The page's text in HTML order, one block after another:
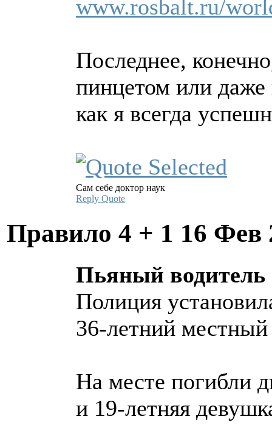
www.rosbalt.ru/
Последнее,
пинцетом или
как я всегда
Сам себе доктор наук
Reply Quote
Правило 4 + 1 16 Фев
Пьяный водитель
Полиция
36-летний
На месте погибли
и 19-летняя